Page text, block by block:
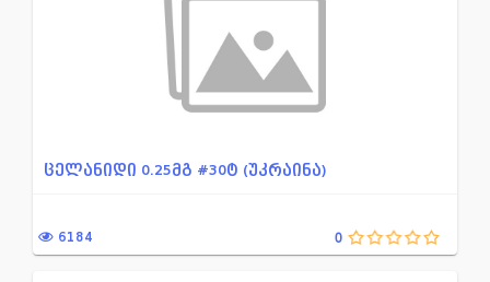
ცელანიდი 0.25მგ #30ტ (უკრაინა)
6184 0